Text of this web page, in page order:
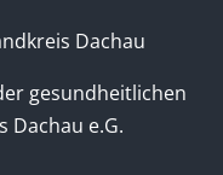
Dachau
gesundheitlichen
Dachau e.G.